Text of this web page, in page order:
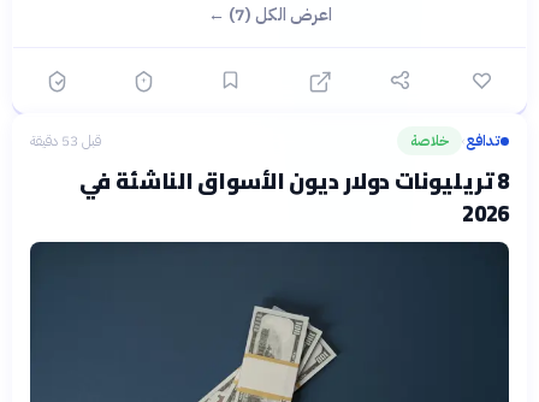
اعرض الكل (7) ←
تدافع› خلاصة قبل 53 دقيقة
8 تريليونات دولار ديون الأسواق الناشئة في
2026